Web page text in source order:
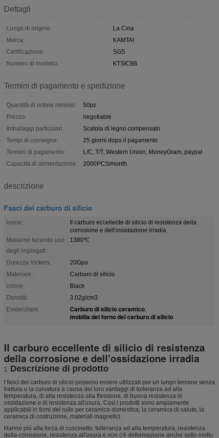
Dettagli
Luogo di origine:
La Cina
Marca:
KAMTAI
Certificazione:
SGS
Numero di modello:
KTSICB6
Termini di pagamento e spedizione
Quantità di ordine minimo:
50pz
Prezzo:
negotiable
Imballaggi particolari:
Scatola di legno compensato
Tempi di consegna:
25 giorni dopo il pagamento
Termini di pagamento:
L/C, T/T, Western Union, MoneyGram, paypal
Capacità di alimentazione:
2000PCS/month
descrizione
Fasci del carburo di silicio
nome:
Il carburo eccellente di silicio di resistenza della
corrosione e dell'ossidazione irradia
Massimo facendo uso
degli impiegati:
1380℃
Durezza Vickers:
20Gpa
Materiale:
Carburo di silicio
colore:
Black
Densità:
3.02g/cm3
Evidenziare:
Carburo di silicio ceramico,
mobilia del forno del carburo di silicio
Il carburo eccellente di silicio di resistenza
della corrosione e dell'ossidazione irradia
1. Descrizione di prodotto
I fasci del carburo di silicio possono essere utilizzati per un lungo termine senza
frattura o la curvatura a causa dei loro vantaggi di tolleranza ad alta
temperatura, di alta resistenza alla flessione, di buona resistenza di
ossidazione e di resistenza all'usura. Così i prodotti sono ampiamente
applicabili in forni del rullo per ceramica domestica, la ceramica di salute, la
ceramica di costruzione, materiali magnetici.
Hanno più alta forza di cuscinetto, tolleranza ad alta temperatura, resistenza
della corrosione, resistenza all'usura e non c'è deformazione anche sotto molto